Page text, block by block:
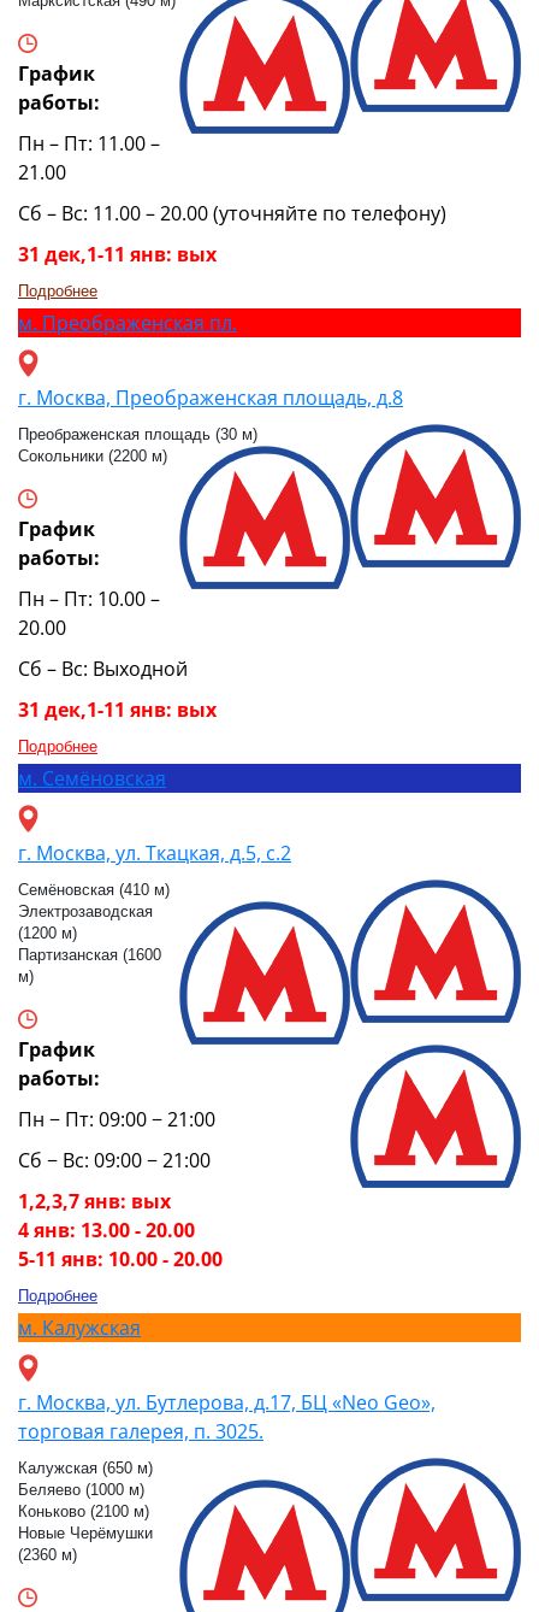
График
работы:
Пн – Пт: 11.00 –
21.00
Сб – Вс: 11.00 – 20.00 (уточняйте по телефону)
31 дек,1-11 янв: вых
Подробнее
м. Преображенская пл.
г. Москва, Преображенская площадь, д.8
Преображенская площадь (30 м)
Сокольники (2200 м)
График
работы:
Пн – Пт: 10.00 –
20.00
Сб – Вс: Выходной
31 дек,1-11 янв: вых
Подробнее
м. Семёновская
г. Москва, ул. Ткацкая, д.5, с.2
Семёновская (410 м)
Электрозаводская
(1200 м)
Партизанская (1600
м)
График
работы:
Пн − Пт: 09:00 − 21:00
Сб − Вс: 09:00 − 21:00
1,2,3,7 янв: вых
4 янв: 13.00 - 20.00
5-11 янв: 10.00 - 20.00
Подробнее
м. Калужская
г. Москва, ул. Бутлерова, д.17, БЦ «Neo Geo»,
торговая галерея, п. 3025.
Калужская (650 м)
Беляево (1000 м)
Коньково (2100 м)
Новые Черёмушки
(2360 м)